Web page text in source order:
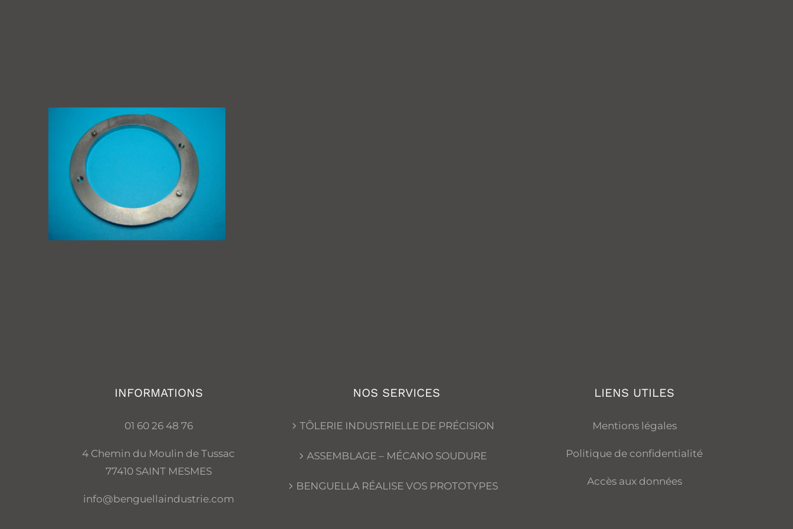
INFORMATIONS
01 60 26 48 76
4 Chemin du Moulin de Tussac
77410 SAINT MESMES
info@benguellaindustrie.com
NOS SERVICES
TÔLERIE INDUSTRIELLE DE PRÉCISION
ASSEMBLAGE – MÉCANO SOUDURE
BENGUELLA RÉALISE VOS PROTOTYPES
LIENS UTILES
Mentions légales
Politique de confidentialité
Accès aux données